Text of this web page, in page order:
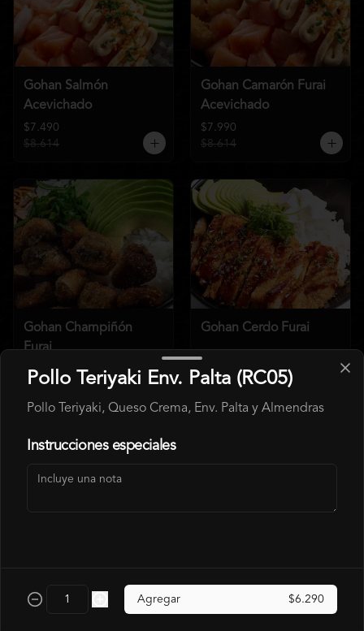
Gohan Salmón
Acevichado
$7.490
$8.614
Gohan Camarón Furai
Acevichado
$7.990
$8.614
Gohan Champiñón
Furai
$6.990
$7.140
Gohan Cerdo Furai
$6.490
$7.990
Pollo Teriyaki Env. Palta (RC05)
Pollo Teriyaki, Queso Crema, Env. Palta y Almendras
Instrucciones especiales
Agregar $6.290